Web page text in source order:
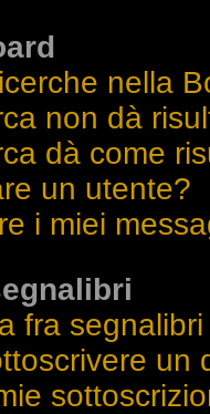
nella
non dà
dà come
un utente?
i miei
fra
un